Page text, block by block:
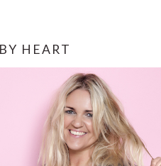
HEART